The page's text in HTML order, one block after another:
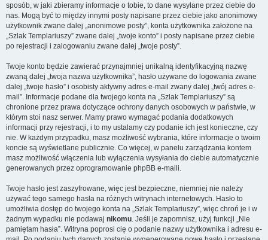
sposób, w jaki zbieramy informacje o tobie, to dane wysyłane przez ciebie do
nas. Mogą być to między innymi posty napisane przez ciebie jako anonimowy
użytkownik zwane dalej „anonimowe posty”, konta użytkownika założone na
„Szlak Templariuszy” zwane dalej „twoje konto” i posty napisane przez ciebie
po rejestracji i zalogowaniu zwane dalej „twoje posty”.
Twoje konto będzie zawierać przynajmniej unikalną identyfikacyjną nazwę
zwaną dalej „twoja nazwa użytkownika”, hasło używane do logowania zwane
dalej „twoje hasło” i osobisty aktywny adres e-mail zwany dalej „twój adres e-
mail”. Informacje podane dla twojego konta na „Szlak Templariuszy” są
chronione przez prawa dotyczące ochrony danych osobowych w państwie, w
którym stoi nasz serwer. Mamy prawo wymagać podania dodatkowych
informacji przy rejestracji, i to my ustalamy czy podanie ich jest konieczne, czy
nie. W każdym przypadku, masz możliwość wybrania, które informacje o twoim
koncie są wyświetlane publicznie. Co więcej, w panelu zarządzania kontem
masz możliwość włączenia lub wyłączenia wysyłania do ciebie automatycznie
generowanych przez oprogramowanie phpBB e-maili.
Twoje hasło jest zaszyfrowane, więc jest bezpieczne, niemniej nie należy
używać tego samego hasła na różnych witrynach internetowych. Hasło to
umożliwia dostęp do twojego konta na „Szlak Templariuszy”, więc chroń je i w
żadnym wypadku nie podawaj nikomu. Jeśli je zapomnisz, użyj funkcji „Nie
pamiętam hasła”. Witryna poprosi cię o podanie nazwy użytkownika i adresu e-